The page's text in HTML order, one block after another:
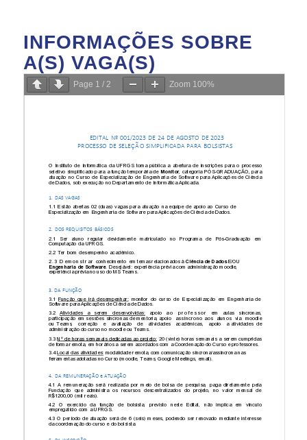
INFORMAÇÕES SOBRE
A(S) VAGA(S)
Page 1 / 2 Zoom 100%